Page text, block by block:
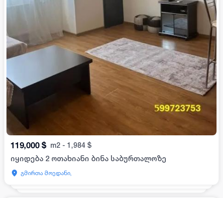
119,000 $ m2 - 1,984 $
იყიდება 2 ოთახიანი ბინა საბურთალოზე
გმირთა მოედანი,